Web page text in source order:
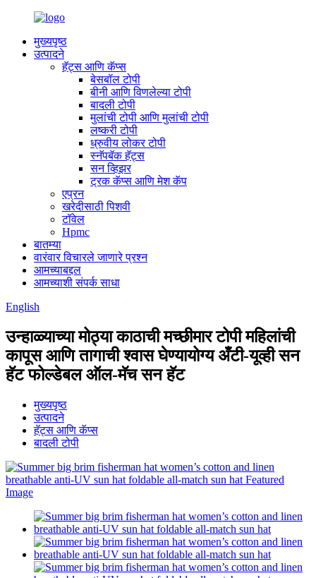
मुख्यपृष्ठ
उत्पादने
हॅट्स आणि कॅप्स
बेसबॉल टोपी
बीनी आणि विणलेल्या टोपी
बादली टोपी
मुलांची टोपी आणि मुलांची टोपी
लष्करी टोपी
ध्रुवीय लोकर टोपी
स्नॅपबॅक हॅट्स
सन व्हिझर
ट्रक कॅप्स आणि मेश कॅप
एप्रन
खरेदीसाठी पिशवी
टॉवेल
Hpmc
बातम्या
वारंवार विचारले जाणारे प्रश्न
आमच्याबद्दल
आमच्याशी संपर्क साधा
English
उन्हाळ्याच्या मोठ्या काठाची मच्छीमार टोपी महिलांची
कापूस आणि तागाची श्वास घेण्यायोग्य अँटी-यूव्ही सन
हॅट फोल्डेबल ऑल-मॅच सन हॅट
मुख्यपृष्ठ
उत्पादने
हॅट्स आणि कॅप्स
बादली टोपी